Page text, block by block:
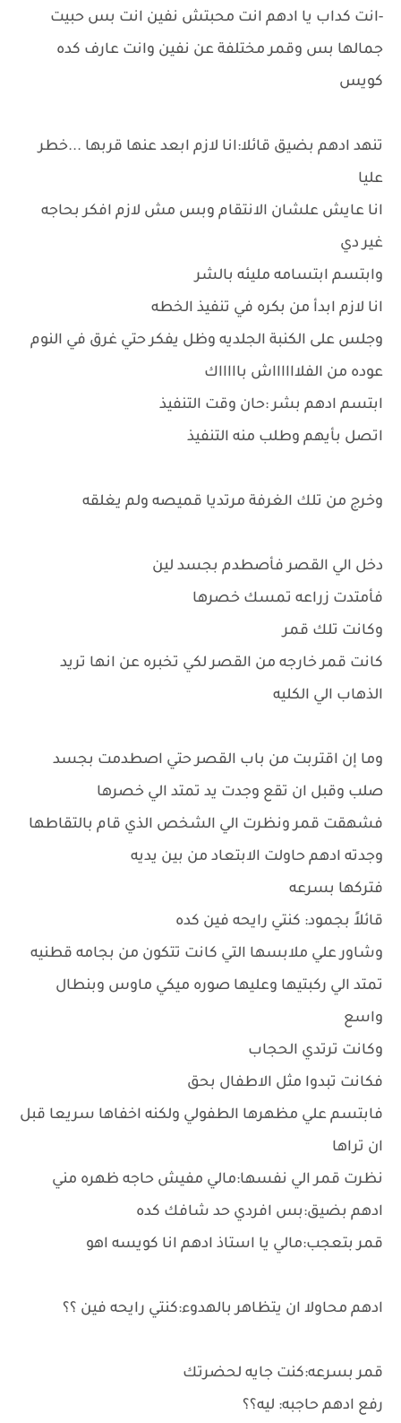
-انت كداب يا ادهم انت محبتش نفين انت بس حبيت
جمالها بس وقمر مختلفة عن نفين وانت عارف كده
كويس
تنهد ادهم بضيق قائلا:انا لازم ابعد عنها قربها ...خطر
عليا
انا عايش علشان الانتقام وبس مش لازم افكر بحاجه
غير دي
وابتسم ابتسامه مليئه بالشر
انا لازم ابدأ من بكره في تنفيذ الخطه
وجلس على الكنبة الجلديه وظل يفكر حتي غرق في النوم
عوده من الفلااااااش باااااك
ابتسم ادهم بشر :حان وقت التنفيذ
اتصل بأيهم وطلب منه التنفيذ
وخرج من تلك الغرفة مرتديا قميصه ولم يغلقه
دخل الي القصر فأصطدم بجسد لين
فأمتدت زراعه تمسك خصرها
وكانت تلك قمر
كانت قمر خارجه من القصر لكي تخبره عن انها تريد
الذهاب الي الكليه
وما إن اقتربت من باب القصر حتي اصطدمت بجسد
صلب وقبل ان تقع وجدت يد تمتد الي خصرها
فشهقت قمر ونظرت الي الشخص الذي قام بالتقاطها
وجدته ادهم حاولت الابتعاد من بين يديه
فتركها بسرعه
قائلاً بجمود: كنتي رايحه فين كده
وشاور علي ملابسها التي كانت تتكون من بجامه قطنيه
تمتد الي ركبتيها وعليها صوره ميكي ماوس وبنطال
واسع
وكانت ترتدي الحجاب
فكانت تبدوا مثل الاطفال بحق
فابتسم علي مظهرها الطفولي ولكنه اخفاها سريعا قبل
ان تراها
نظرت قمر الي نفسها:مالي مفيش حاجه ظهره مني
ادهم بضيق:بس افردي حد شافك كده
قمر بتعجب:مالي يا استاذ ادهم انا كويسه اهو
ادهم محاولا ان يتظاهر بالهدوء:كنتي رايحه فين ؟؟
قمر بسرعه:كنت جايه لحضرتك
رفع ادهم حاجبه: ليه؟؟